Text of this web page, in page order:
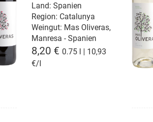
Weingut: Mas Oliveras,
Manresa - Spanien
Region: Catalunya
Land: Spanien
8,20 € 0.75 l | 10,93
€/l